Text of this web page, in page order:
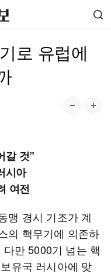
로 유럽에
갈 것”
시아
여전
맹 경시 기조가 계
의 핵무기에 의존하
만 5000기 넘는 핵
유국 러시아에 맞